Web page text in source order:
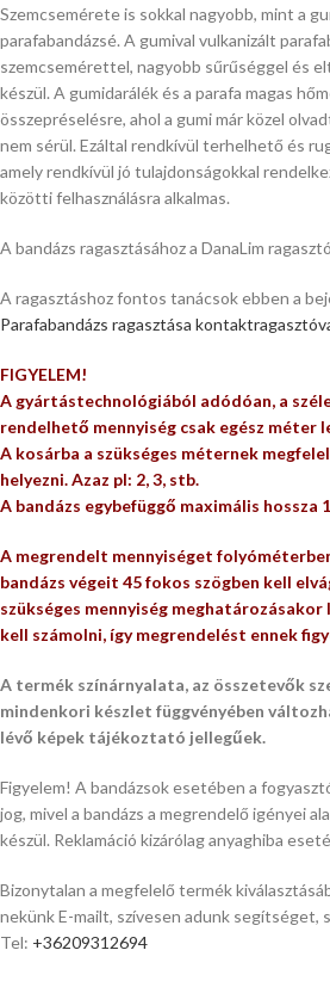
Szemcsemérete is sokkal nagyobb, mint a
parafabandázsé. A gumival vulkanizált
szemcsemérettel, nagyobb sűrűséggel és
készül. A gumidarálék és a parafa magas
összepréselésre, ahol a gumi már közel
nem sérül. Ezáltal rendkívül terhelhető és
amely rendkívül jó tulajdonságokkal
közötti felhasználásra alkalmas.
A bandázs ragasztásához a DanaLim
A ragasztáshoz fontos tanácsok ebben a
Parafabandázs ragasztása
FIGYELEM!
A gyártástechnológiából adódóan, a
rendelhető mennyiség csak egész méter
A kosárba a szükséges méternek
helyezni. Azaz pl: 2, 3, stb.
A bandázs egybefüggő maximális hossza
A megrendelt mennyiséget
bandázs végeit 45 fokos szögben kell
szükséges mennyiség meghatározásakor
kell számolni, így megrendelést ennek
A termék színárnyalata, az összetevők
mindenkori készlet függvényében
lévő képek tájékoztató jellegűek.
Figyelem! A bandázsok esetében a
jog, mivel a bandázs a megrendelő igényei
készül. Reklamáció kizárólag anyaghiba
Bizonytalan a megfelelő termék
nekünk E-mailt, szívesen adunk segítséget,
Tel: +36209312694